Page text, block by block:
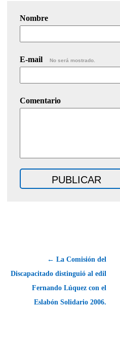
Nombre
E-mail No será mostrado.
Comentario
← La Comisión del
Discapacitado distinguió al edil
Fernando Lúquez con el
Eslabón Solidario 2006.